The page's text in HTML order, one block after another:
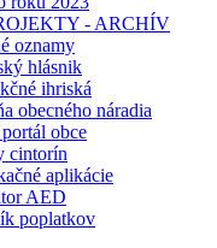
- ARCHÍV
oznamy
hlásnik
ihriská
obecného náradia
obce
cintorín
aplikácie
AED
poplatkov